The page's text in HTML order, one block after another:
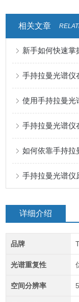
相关文章
新手如何快速掌
手持拉曼光谱仪
使用手持拉曼光
手持拉曼光谱仪
如何依靠手持拉
手持拉曼光谱仪
详细介绍
品牌
光谱重复性
空间分辨率